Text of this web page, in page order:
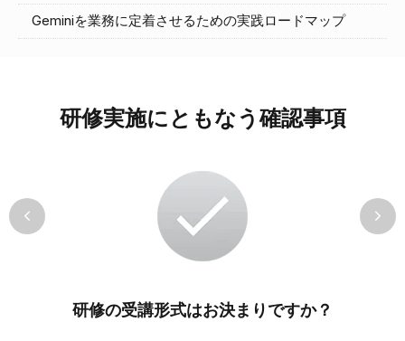
Geminiを業務に定着させるための実践ロードマップ
研修実施にともなう確認事項
研修の受講形式はお決まりですか？